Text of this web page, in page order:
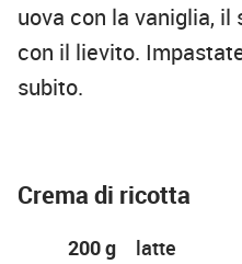
uova con la vaniglia,
con il lievito.
subito.
Crema di ricotta
200 g
latte